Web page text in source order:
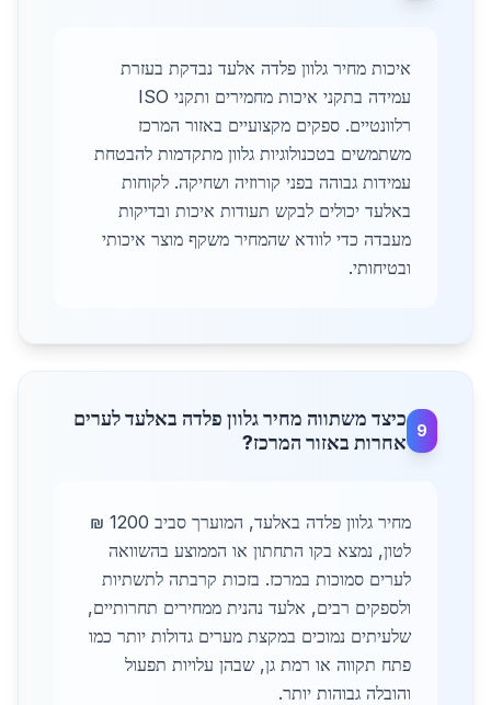
איכות מחיר גלוון פלדה אלעד נבדקת בעזרת
עמידה בתקני איכות מחמירים ותקני ISO
רלוונטיים. ספקים מקצועיים באזור המרכז
משתמשים בטכנולוגיות גלוון מתקדמות להבטחת
עמידות גבוהה בפני קורוזיה ושחיקה. לקוחות
באלעד יכולים לבקש תעודות איכות ובדיקות
מעבדה כדי לוודא שהמחיר משקף מוצר איכותי
ובטיחותי.
9
כיצד משתווה מחיר גלוון פלדה באלעד לערים
אחרות באזור המרכז?
מחיר גלוון פלדה באלעד, המוערך סביב 1200 ₪
לטון, נמצא בקו התחתון או הממוצע בהשוואה
לערים סמוכות במרכז. בזכות קרבתה לתשתיות
ולספקים רבים, אלעד נהנית ממחירים תחרותיים,
שלעיתים נמוכים במקצת מערים גדולות יותר כמו
פתח תקווה או רמת גן, שבהן עלויות תפעול
והובלה גבוהות יותר.